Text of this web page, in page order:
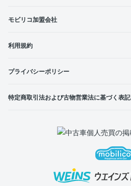
モビリコ加盟会社
利用規約
プライバシーポリシー
特定商取引法および古物営業法に基づく表記